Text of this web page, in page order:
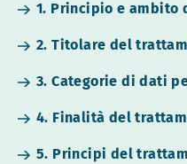
1. Principio e ambito
2. Titolare del
3. Categorie di dati
4. Finalità del
5. Principi del